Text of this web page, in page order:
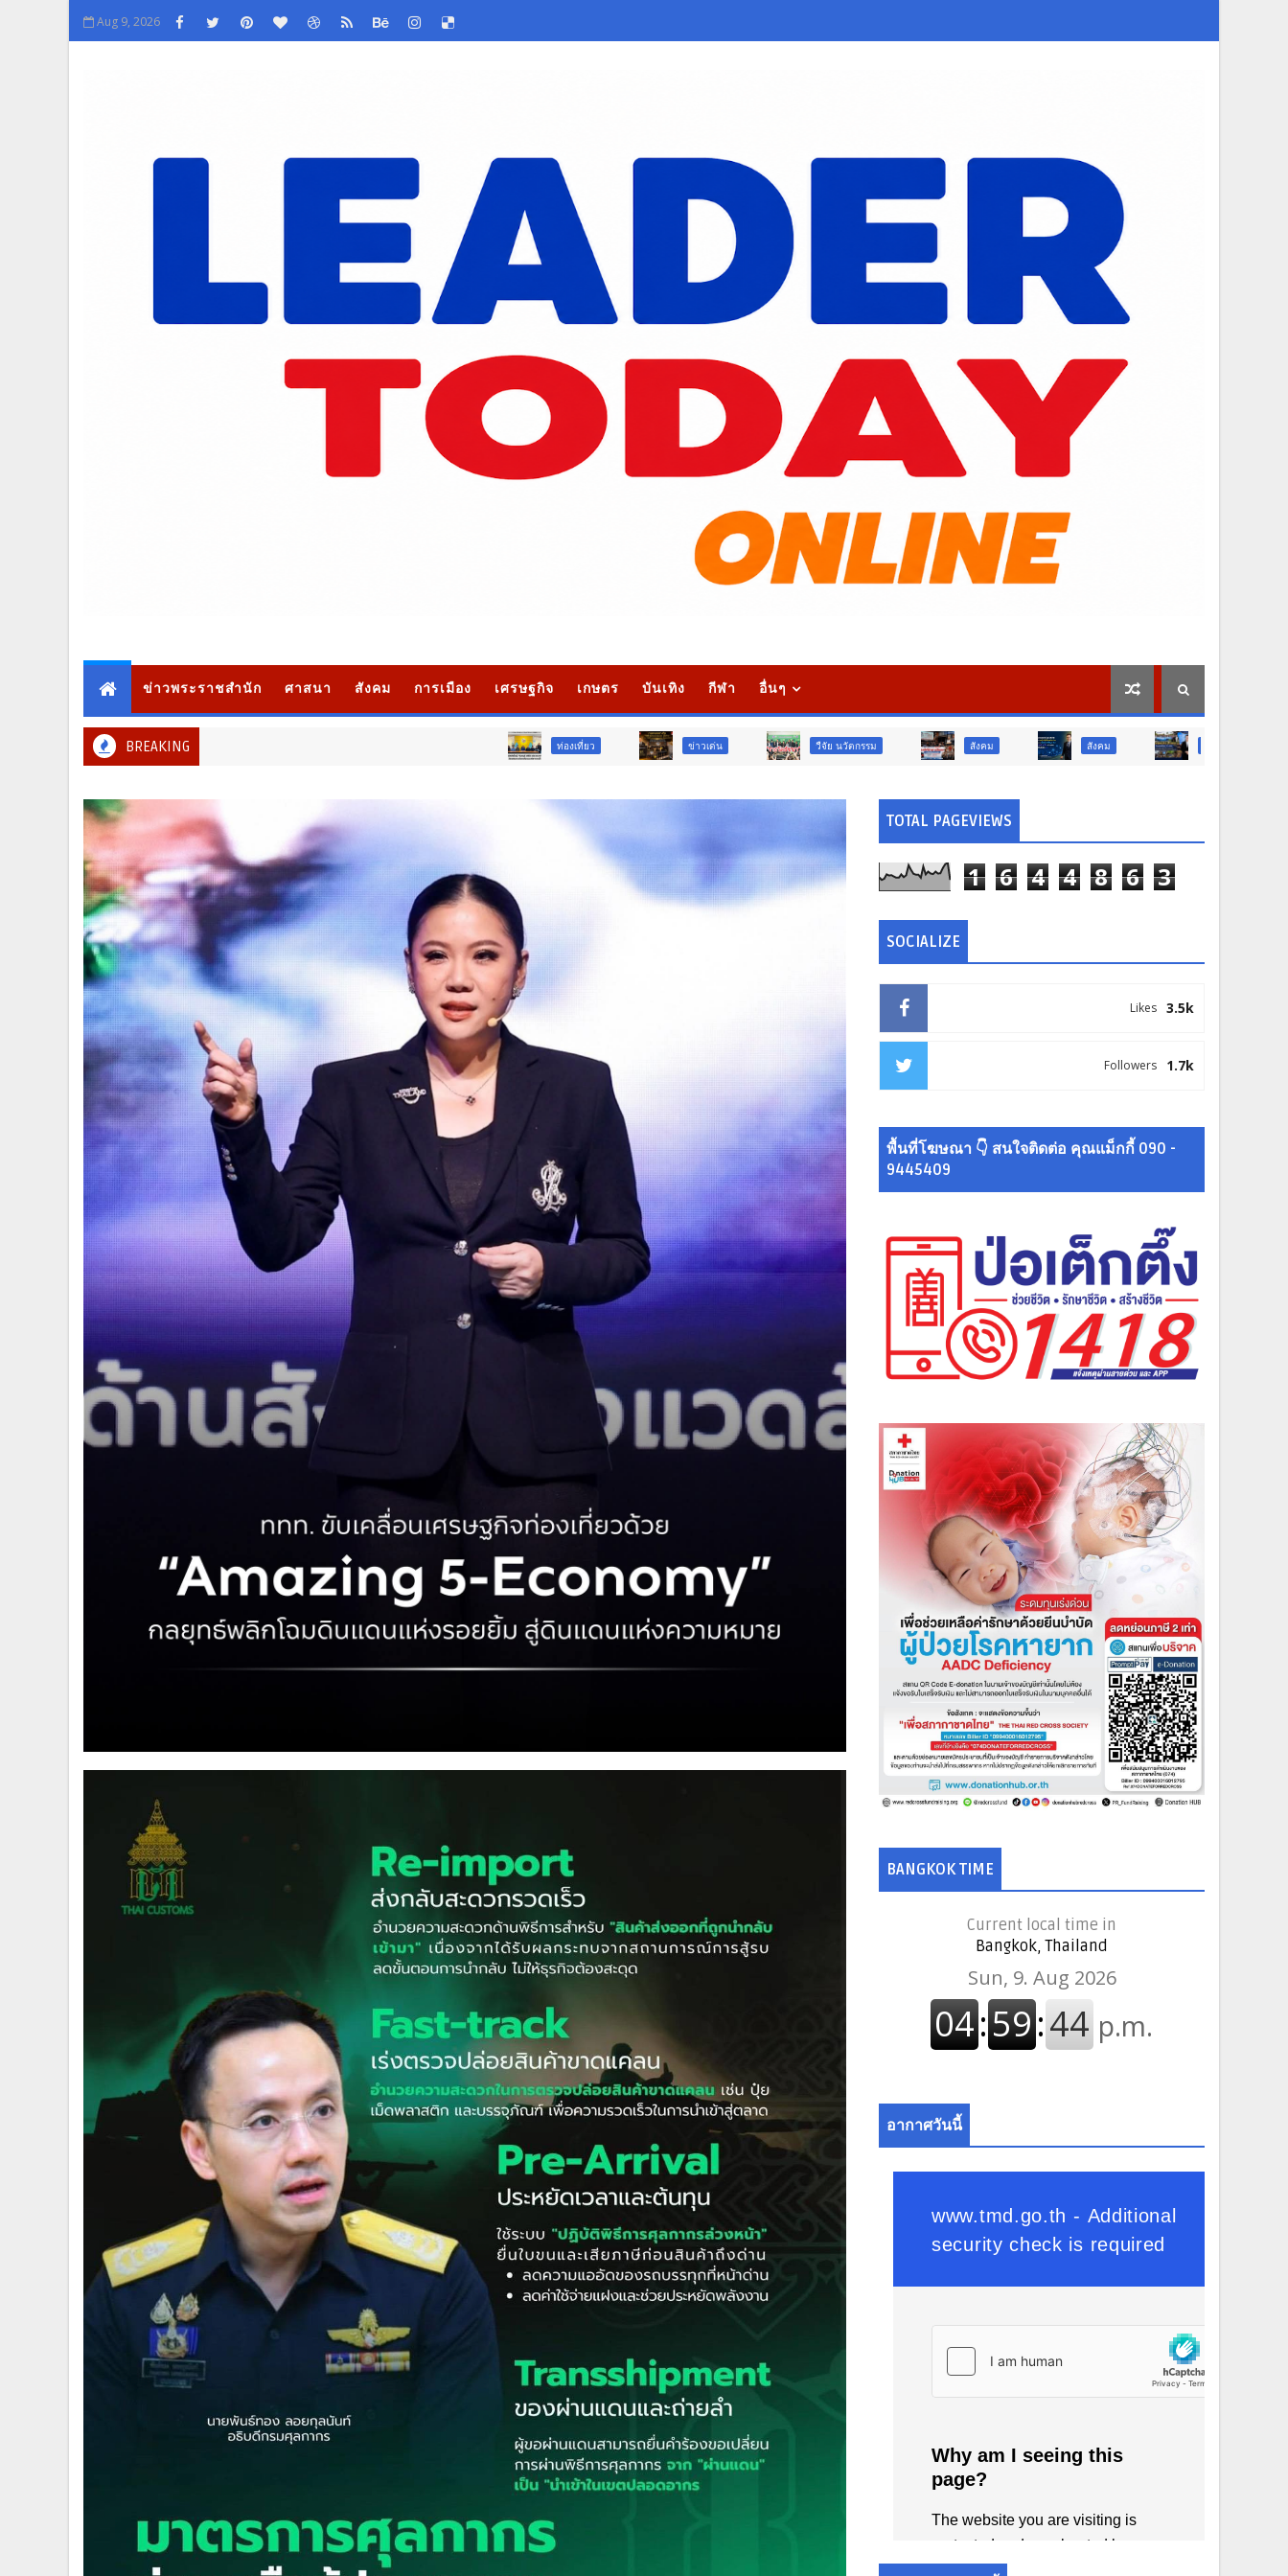
Aug 9, 2026
ข่าวพระราชสำนัก ศาสนา สังคม การเมือง เศรษฐกิจ เกษตร บันเทิง กีฬา อื่นๆ
BREAKING ข่าวเด่น วืจัย นวัตกรรม สังคม สังคม ท่องเที่ยว
TOTAL PAGEVIEWS
1 6 4 4 8 6 3
SOCIALIZE
3.5k
Likes
1.7k
Followers
พื้นที่โฆษณา 👇 สนใจติดต่อ คุณแม็กกี้ 090 -
9445409
BANGKOK TIME
Current local time in
Bangkok, Thailand
อากาศวันนี้